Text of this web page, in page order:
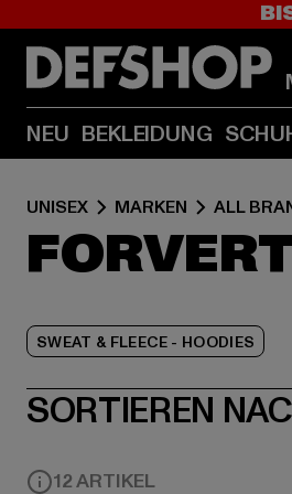
NEU BEKLEIDUNG
UNISEX MARKEN ALL
SWEAT & FLEECE - HOODIES
SORTIEREN
12 ARTIKEL